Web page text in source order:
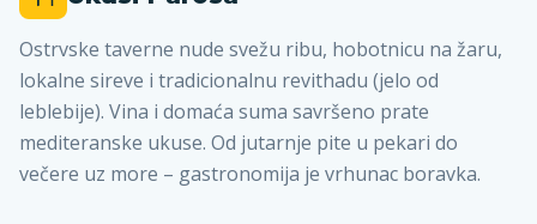
Ostrvske taverne nude svežu ribu, hobotnicu na žaru,
lokalne sireve i tradicionalnu revithadu (jelo od
leblebije). Vina i domaća suma savršeno prate
mediteranske ukuse. Od jutarnje pite u pekari do
večere uz more – gastronomija je vrhunac boravka.